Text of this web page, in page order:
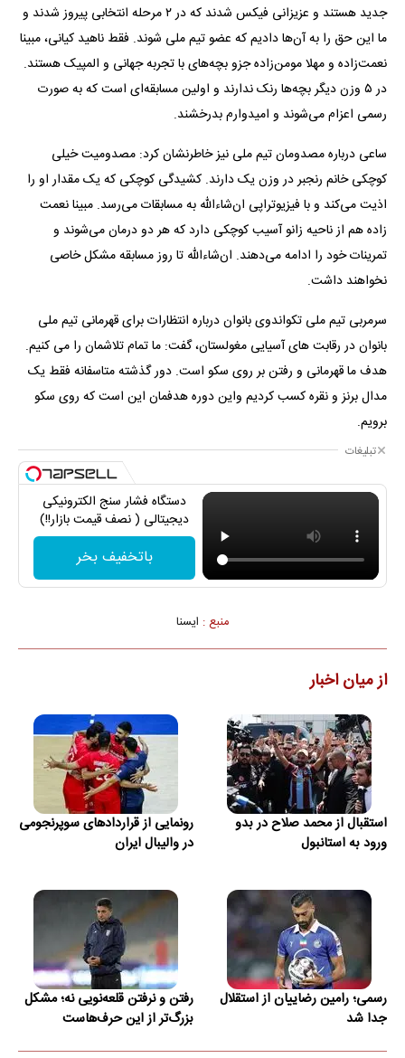
جدید هستند و عزیزانی فیکس شدند که در ۲ مرحله انتخابی پیروز شدند و
ما این حق را به آن‌ها دادیم که عضو تیم ملی شوند. فقط ناهید کیانی، مبینا
نعمت‌زاده و مهلا مومن‌زاده جزو بچه‌های با تجربه جهانی و المپیک هستند.
در ۵ وزن دیگر بچه‌ها رنک ندارند و اولین مسابقه‌ای است که به صورت
رسمی اعزام می‌شوند و امیدوارم بدرخشند.
ساعی درباره مصدومان تیم ملی نیز خاطرنشان کرد: مصدومیت خیلی
کوچکی خانم رنجبر در وزن یک دارند. کشیدگی کوچکی که یک مقدار او را
اذیت می‌کند و با فیزیوتراپی ان‌شاءالله به مسابقات می‌رسد. مبینا نعمت
زاده هم از ناحیه زانو آسیب کوچکی دارد که هر دو درمان می‌شوند و
تمرینات خود را ادامه می‌دهند. ان‌شاءالله تا روز مسابقه مشکل خاصی
نخواهند داشت.
سرمربی تیم ملی تکواندوی بانوان درباره انتظارات برای قهرمانی تیم ملی
بانوان در رقابت های آسیایی مغولستان، گفت: ما تمام تلاشمان را می کنیم.
هدف ما قهرمانی و رفتن بر روی سکو است. دور گذشته متاسفانه فقط یک
مدال برنز و نقره کسب کردیم واین دوره هدفمان این است که روی سکو
برویم.
تبلیغات
دستگاه فشار سنج الکترونیکی
دیجیتالی ( نصف قیمت بازار!!)
باتخفیف بخر
منبع : ايسنا
از میان اخبار
استقبال از محمد صلاح در بدو
ورود به استانبول
رونمایی از قراردادهای سوپرنجومی
در والیبال ایران
رسمی؛ رامین رضاییان از استقلال
جدا شد
رفتن و نرفتن قلعه‌نویی نه؛ مشکل
بزرگ‌تر از این حرف‌هاست